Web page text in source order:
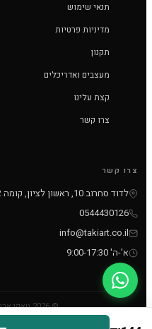
תנאי שימוש
מדיניות פרטיות
תקנון
מעצבים ואדריכלים
קצת עלינו
צרו קשר
צרו קשר
לדוד סחרוב 10, ראשון לציון, קומה 2
0544430126
info@takiart.co.il
א'-ה' 9:00-17:30
© 2026 טאקי ארט - כל הזכויות שמורות